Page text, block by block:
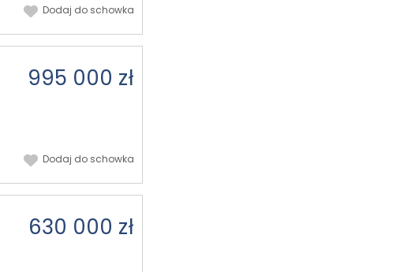
Dodaj do schowka
995 000 zł
Dodaj do schowka
630 000 zł